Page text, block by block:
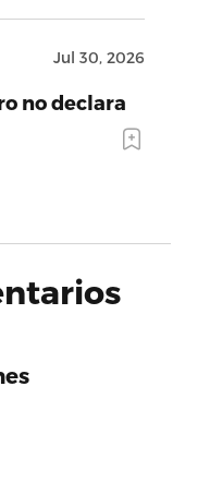
Jul 30, 2026
no declara